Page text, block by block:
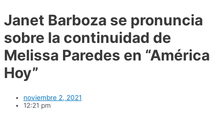
Janet Barboza se pronuncia
sobre la continuidad de
Melissa Paredes en “América
Hoy”
noviembre 2, 2021
12:21 pm